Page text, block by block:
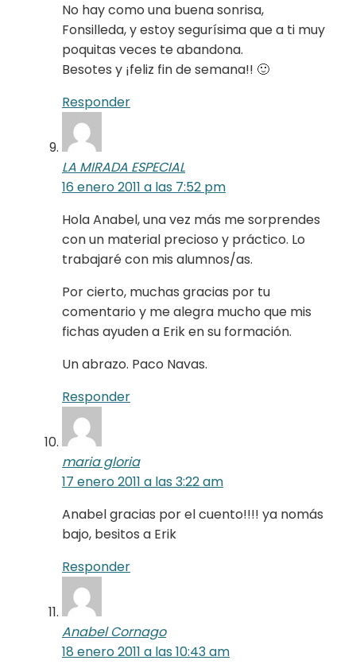
No hay como una buena sonrisa,
Fonsilleda, y estoy segurísima que a ti muy
poquitas veces te abandona.
Besotes y ¡feliz fin de semana!! 🙂
Responder
LA MIRADA ESPECIAL
16 enero 2011 a las 7:52 pm
Hola Anabel, una vez más me sorprendes
con un material precioso y práctico. Lo
trabajaré con mis alumnos/as.
Por cierto, muchas gracias por tu
comentario y me alegra mucho que mis
fichas ayuden a Erik en su formación.
Un abrazo. Paco Navas.
Responder
maria gloria
17 enero 2011 a las 3:22 am
Anabel gracias por el cuento!!!! ya nomás
bajo, besitos a Erik
Responder
Anabel Cornago
18 enero 2011 a las 10:43 am